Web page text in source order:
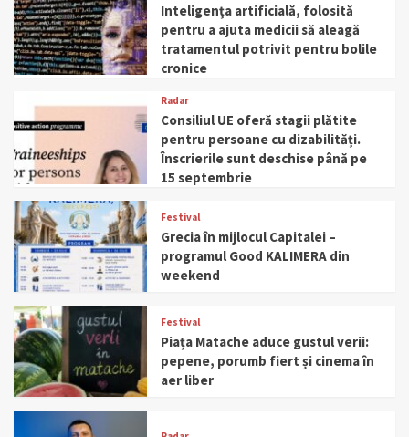
Inteligența artificială, folosită
pentru a ajuta medicii să aleagă
tratamentul potrivit pentru bolile
cronice
Radar
Consiliul UE oferă stagii plătite
pentru persoane cu dizabilități.
Înscrierile sunt deschise până pe
15 septembrie
Festival
Grecia în mijlocul Capitalei –
programul Good KALIMERA din
weekend
Festival
Piața Matache aduce gustul verii:
pepene, porumb fiert și cinema în
aer liber